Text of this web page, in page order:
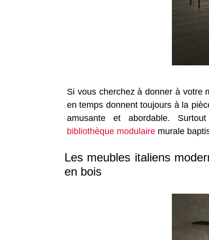
Si vous cherchez à donner à votre
en temps donnent toujours à la
amusante et abordable.
bibliothèque modulaire murale
Les meubles italiens
en bois